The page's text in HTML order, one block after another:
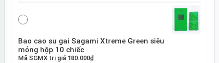
Bao cao su gai Sagami Xtreme Green siêu
mỏng hộp 10 chiếc
Mã SGMXtrị giá 180.000₫